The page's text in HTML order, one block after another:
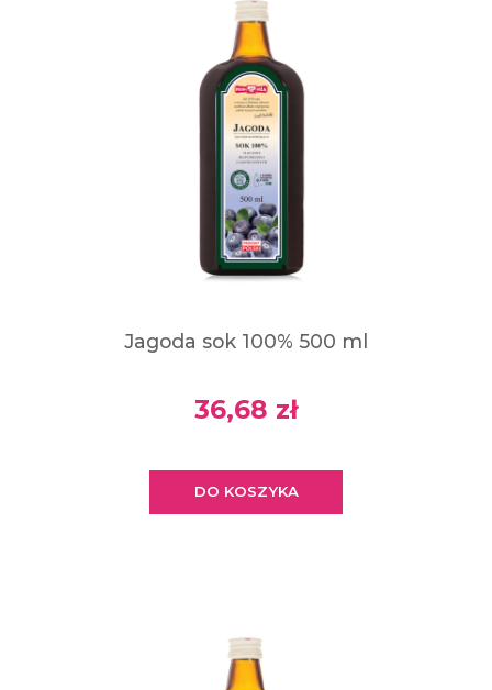
Jagoda sok 100% 500 ml
36,68 zł
DO KOSZYKA